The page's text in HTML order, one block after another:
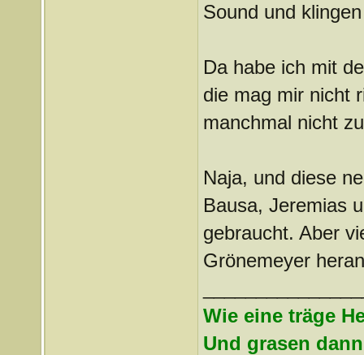
Sound und
Da habe ich mit
die mag mir nicht
manchmal nicht
Naja, und diese
Bausa, Jeremias
gebraucht. Aber
Grönemeyer
Wie eine träge
Und grasen